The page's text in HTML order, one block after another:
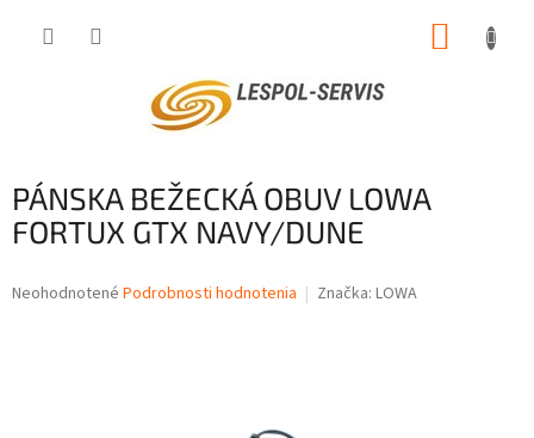
PÁNSKA BEŽECKÁ OBUV LOWA
FORTUX GTX NAVY/DUNE
Priemerné
Neohodnotené Podrobnosti hodnotenia Značka: LOWA